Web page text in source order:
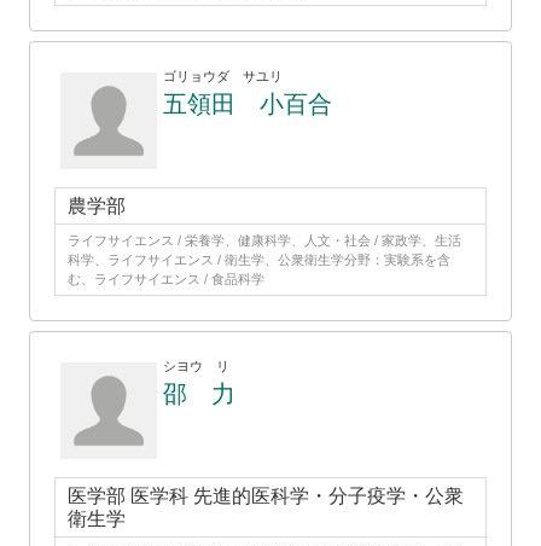
ゴリョウダ サユリ
五領田 小百合
農学部
ライフサイエンス / 栄養学、健康科学、人文・社会 / 家政学、生活
科学、ライフサイエンス / 衛生学、公衆衛生学分野：実験系を含
む、ライフサイエンス / 食品科学
シヨウ リ
邵 力
医学部 医学科 先進的医科学・分子疫学・公衆
衛生学